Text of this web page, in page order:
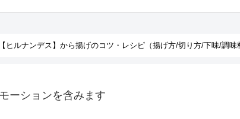
【ヒルナンデス】から揚げのコツ・レシピ（揚げ方/切り方/下味/調味
ーションを含みます